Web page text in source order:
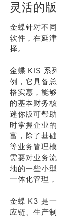
灵活的
金蝶针对不
软件，在延
择。
金蝶 KIS 系
例，它具备
格实惠，能
的基本财务
迷你版可帮
时掌握企业
富，除了基
等业务管理
需要对业务
地的一些小
一体化管理
金蝶 K3 是
应链、生产